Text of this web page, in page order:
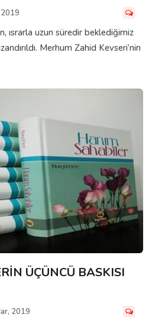
2019
ısrarla uzun süredir beklediğimiz
Merhum Zahid Kevseri’nin
ÜÇÜNCÜ BASKISI
2019